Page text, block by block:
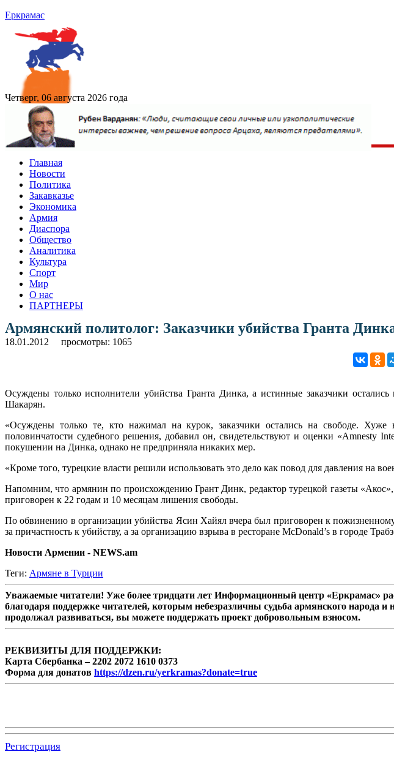
Еркрамас
Четверг, 06 августа 2026 года
Главная
Новости
Политика
Закавказье
Экономика
Армия
Диаспора
Общество
Аналитика
Культура
Спорт
Мир
О нас
ПАРТНЕРЫ
Армянский политолог: Заказчики убийства Гранта
18.01.2012 просмотры: 1065
Осуждены только исполнители убийства Гранта Динка, а истинные заказчики
Шакарян.
«Осуждены только те, кто нажимал на курок, заказчики остались на свободе.
половинчатости судебного решения, добавил он, свидетельствуют и оценки «Amnesty
покушении на Динка, однако не предприняла никаких мер.
«Кроме того, турецкие власти решили использовать это дело как повод для давления на
Напомним, что армянин по происхождению Грант Динк, редактор турецкой газеты
приговорен к 22 годам и 10 месяцам лишения свободы.
По обвинению в организации убийства Ясин Хайял вчера был приговорен к
за причастность к убийству, а за организацию взрыва в ресторане McDonald’s в городе
Новости Армении - NEWS.am
Теги: Армяне в Турции
Уважаемые читатели! Уже более тридцати лет Информационный центр «Еркрамас»
благодаря поддержке читателей, которым небезразличны судьба армянского
продолжал развиваться, вы можете поддержать проект добровольным взносом.
РЕКВИЗИТЫ ДЛЯ ПОДДЕРЖКИ:
Карта Сбербанка – 2202 2072 1610 0373
Форма для донатов https://dzen.ru/yerkramas?donate=true
Регистрация